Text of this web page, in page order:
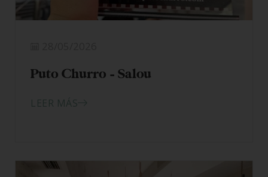
Puto Churro – Salou
LEER MÁS